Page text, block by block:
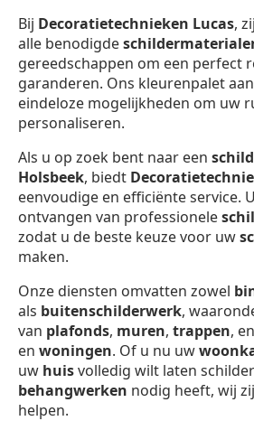
Bij Decoratietechnieken Lucas,
alle benodigde
gereedschappen om een perfect
garanderen. Ons kleurenpalet aan
eindeloze mogelijkheden om uw
personaliseren.
Als u op zoek bent naar een
Holsbeek, biedt
eenvoudige en efficiënte service.
ontvangen van professionele
zodat u de beste keuze voor uw
maken.
Onze diensten omvatten zowel
als buitenschilderwerk,
van plafonds, muren, trappen,
en woningen. Of u nu uw
uw huisvolledig wilt laten
behangwerken nodig heeft, wij
helpen.